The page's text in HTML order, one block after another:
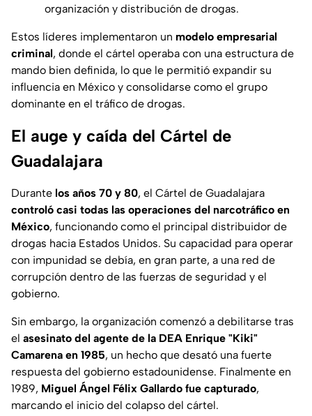
organización y distribución de drogas.
Estos líderes implementaron un modelo empresarial
criminal, donde el cártel operaba con una estructura de
mando bien definida, lo que le permitió expandir su
influencia en México y consolidarse como el grupo
dominante en el tráfico de drogas.
El auge y caída del Cártel de
Guadalajara
Durante los años 70 y 80, el Cártel de Guadalajara
controló casi todas las operaciones del narcotráfico en
México, funcionando como el principal distribuidor de
drogas hacia Estados Unidos. Su capacidad para operar
con impunidad se debía, en gran parte, a una red de
corrupción dentro de las fuerzas de seguridad y el
gobierno.
Sin embargo, la organización comenzó a debilitarse tras
el asesinato del agente de la DEA Enrique "Kiki"
Camarena en 1985, un hecho que desató una fuerte
respuesta del gobierno estadounidense. Finalmente en
1989, Miguel Ángel Félix Gallardo fue capturado,
marcando el inicio del colapso del cártel.